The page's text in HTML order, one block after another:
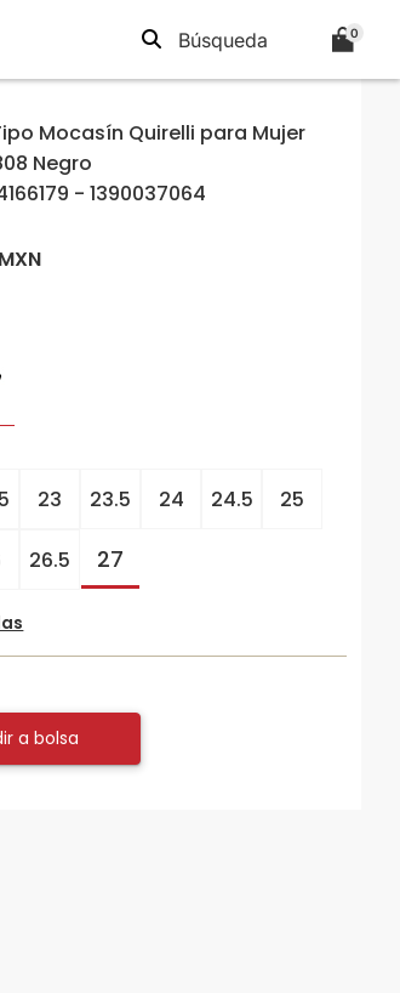
0
Mocasín Quirelli para Mujer
Negro
- 1390037064
23 23.5 24 24.5 25
26.5 27
a bolsa